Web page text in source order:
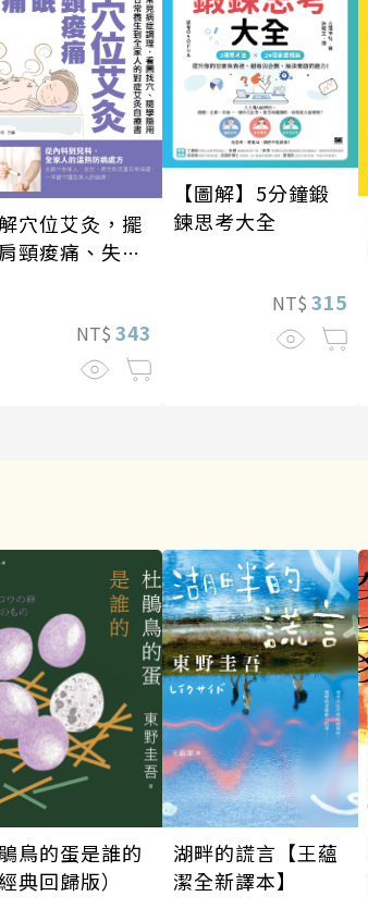
穴位艾灸，擺
頸痠痛、失
NT$ 343
【圖解】5分鐘鍛
鍊思考大全
NT$ 315
鳥的蛋是誰的
典回歸版）
湖畔的謊言【王蘊
潔全新譯本】